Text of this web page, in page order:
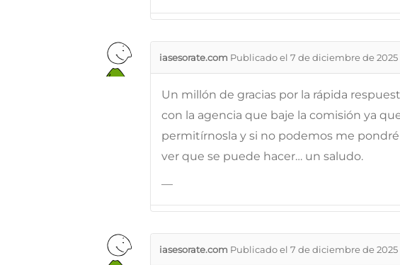
iasesorate.com Publicado el 7 de diciembre de 2025
Un millón de gracias por la rápida
con la agencia que baje la comisión ya
permitírnosla y si no podemos me
ver que se puede hacer… un saludo.
—
iasesorate.com Publicado el 7 de diciembre de 2025